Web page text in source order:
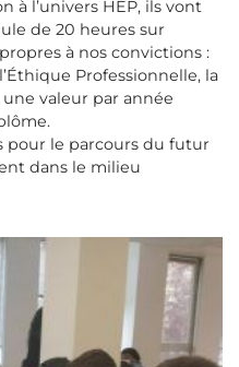
à l’univers HEP, ils vont
de 20 heures sur
à nos convictions :
Professionnelle, la
valeur par année
pour le parcours du futur
dans le milieu